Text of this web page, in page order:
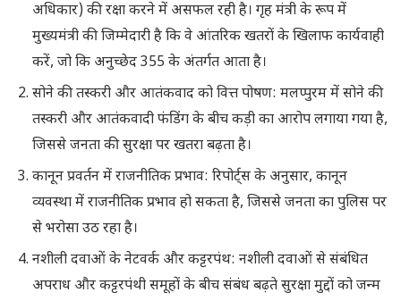
अधिकार) की रक्षा करने में असफल रही है। गृह मंत्री के रूप में
मुख्यमंत्री की जिम्मेदारी है कि वे आंतरिक खतरों के खिलाफ कार्यवाही
करें, जो कि अनुच्छेद 355 के अंतर्गत आता है।
सोने की तस्करी और आतंकवाद को वित्त पोषण: मलप्पुरम में सोने की
तस्करी और आतंकवादी फंडिंग के बीच कड़ी का आरोप लगाया गया है,
जिससे जनता की सुरक्षा पर खतरा बढ़ता है।
कानून प्रवर्तन में राजनीतिक प्रभाव: रिपोर्ट्स के अनुसार, कानून
व्यवस्था में राजनीतिक प्रभाव हो सकता है, जिससे जनता का पुलिस पर
से भरोसा उठ रहा है।
नशीली दवाओं के नेटवर्क और कट्टरपंथ: नशीली दवाओं से संबंधित
अपराध और कट्टरपंथी समूहों के बीच संबंध बढ़ते सुरक्षा मुद्दों को जन्म